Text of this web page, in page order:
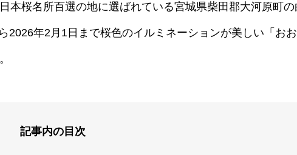
本桜名所百選の地に選ばれている宮城県柴田郡大河原町の
2026年2月1日まで桜色のイルミネーションが美しい「お
記事内の目次